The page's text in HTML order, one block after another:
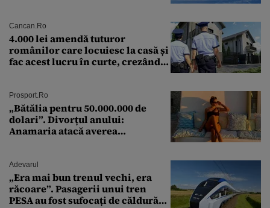
Cancan.ro
4.000 lei amendă tuturor
românilor care locuiesc la casă și
fac acest lucru în curte, crezând
Prosport.ro
„Bătălia pentru 50.000.000 de
dolari”. Divorțul anului:
Anamaria atacă averea
Adevarul
„Era mai bun trenul vechi, era
răcoare”. Pasagerii unui tren
PESA au fost sufocați de căldură